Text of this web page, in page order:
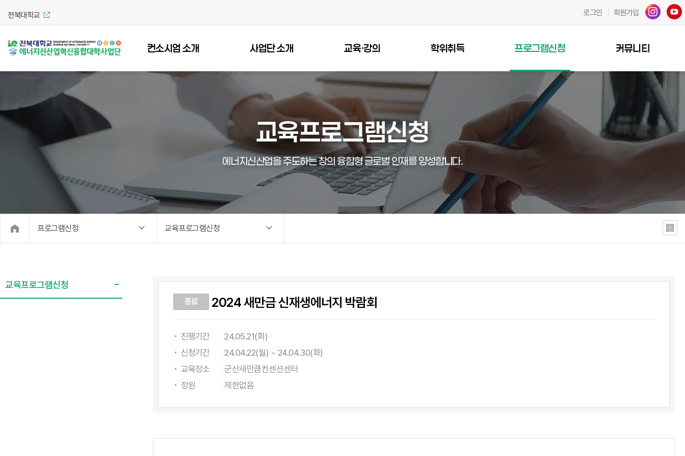
전북대학교 로그인 회원가입
컨소시엄 소개 사업단 소개 교육·강의 학위취득 프로그램신청 커뮤니티
교육프로그램신청
에너지신산업을 주도하는 창의 융합형 글로벌 인재를 양성합니다.
프로그램신청 교육프로그램신청
교육프로그램신청
종료 2024 새만금 신재생에너지 박람회
진행기간
24.05.21(화)
신청기간
24.04.22(월) ~ 24.04.30(화)
교육장소
군산새만큼컨센션센터
정원
제한없음